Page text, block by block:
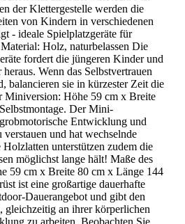
der Klettergestelle werden die
von Kindern in verschiedenen
- ideale Spielplatzgeräte für
Holz, naturbelassen Die
fordert die jüngeren Kinder und
Wenn das Selbstvertrauen
balancieren sie in kürzester Zeit die
Miniversion: Höhe 59 cm x Breite
Der Mini-
Entwicklung und
und hat wechselnde
unterstützen zudem die
möglichst lange hält! Maße des
59 cm x Breite 80 cm x Länge 144
ist eine großartige dauerhafte
Dauerangebot und gibt den
an ihrer körperlichen
zu arbeiten. Beobachten Sie,